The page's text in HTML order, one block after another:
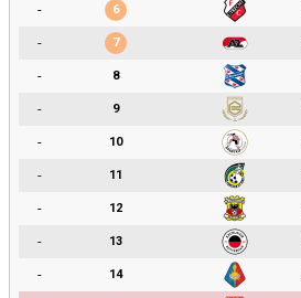
-
6
-
7
-
8
-
9
-
10
-
11
-
12
-
13
-
14